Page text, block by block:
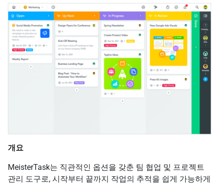
개요
MeisterTask는 직관적인 옵션을 갖춘 팀 협업 및 프로젝트
관리 도구로, 시작부터 끝까지 작업의 추적을 쉽게 가능하게